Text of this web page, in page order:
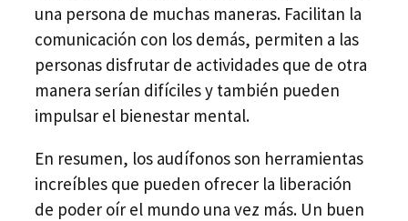
una persona de muchas maneras. Facilitan la
comunicación con los demás, permiten a las
personas disfrutar de actividades que de otra
manera serían difíciles y también pueden
impulsar el bienestar mental.
En resumen, los audífonos son herramientas
increíbles que pueden ofrecer la liberación
de poder oír el mundo una vez más. Un buen